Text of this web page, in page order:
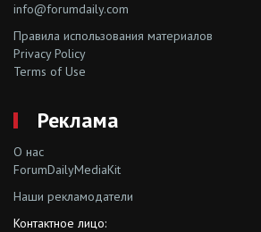
info@forumdaily.com
Правила использования материалов
Privacy Policy
Terms of Use
Реклама
О нас
ForumDailyMediaKit
Наши рекламодатели
Контактное лицо: